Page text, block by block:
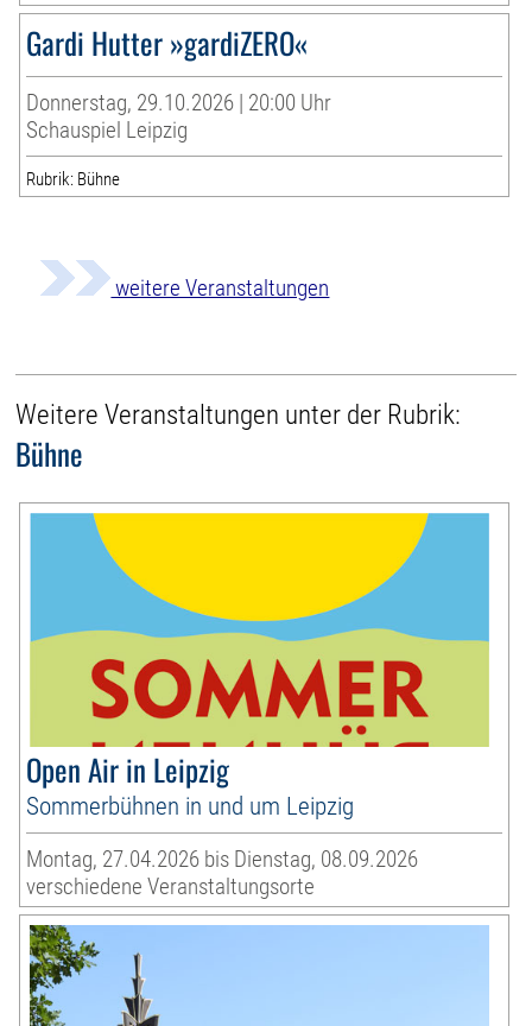
Gardi Hutter »gardiZERO«
Donnerstag, 29.10.2026 | 20:00 Uhr
Schauspiel Leipzig
Rubrik: Bühne
weitere Veranstaltungen
Weitere Veranstaltungen unter der Rubrik:
Bühne
Open Air in Leipzig
Sommerbühnen in und um Leipzig
Montag, 27.04.2026 bis Dienstag, 08.09.2026
verschiedene Veranstaltungsorte